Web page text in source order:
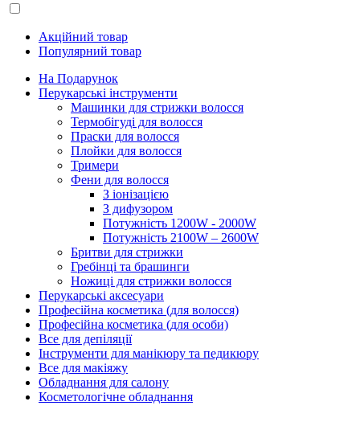
Акційний товар
Популярний товар
На Подарунок
Перукарські інструменти
Машинки для стрижки волосся
Термобігуді для волосся
Праски для волосся
Плойки для волосся
Тримери
Фени для волосся
З іонізацією
З дифузором
Потужність 1200W - 2000W
Потужність 2100W – 2600W
Бритви для стрижки
Гребінці та брашинги
Ножиці для стрижки волосся
Перукарські аксесуари
Професійна косметика (для волосся)
Професійна косметика (для особи)
Все для депіляції
Інструменти для манікюру та педикюру
Все для макіяжу
Обладнання для салону
Косметологічне обладнання